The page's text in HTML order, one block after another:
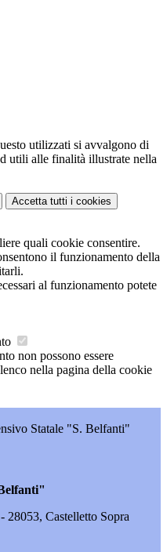
utilizzati si avvalgono di
utili alle finalità illustrate nella
Accetta tutti i cookies
quali cookie consentire.
il funzionamento della
al funzionamento potete
non possono essere
nella pagina della cookie
Statale "S. Belfanti"
28053, Castelletto Sopra